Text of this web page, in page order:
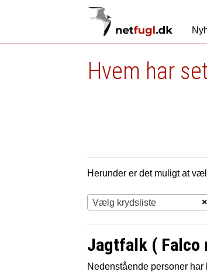
Hvem har
Herunder er det muligt at
×
Vælg krydsliste
Jagtfalk ( Falco
Nedenstående personer